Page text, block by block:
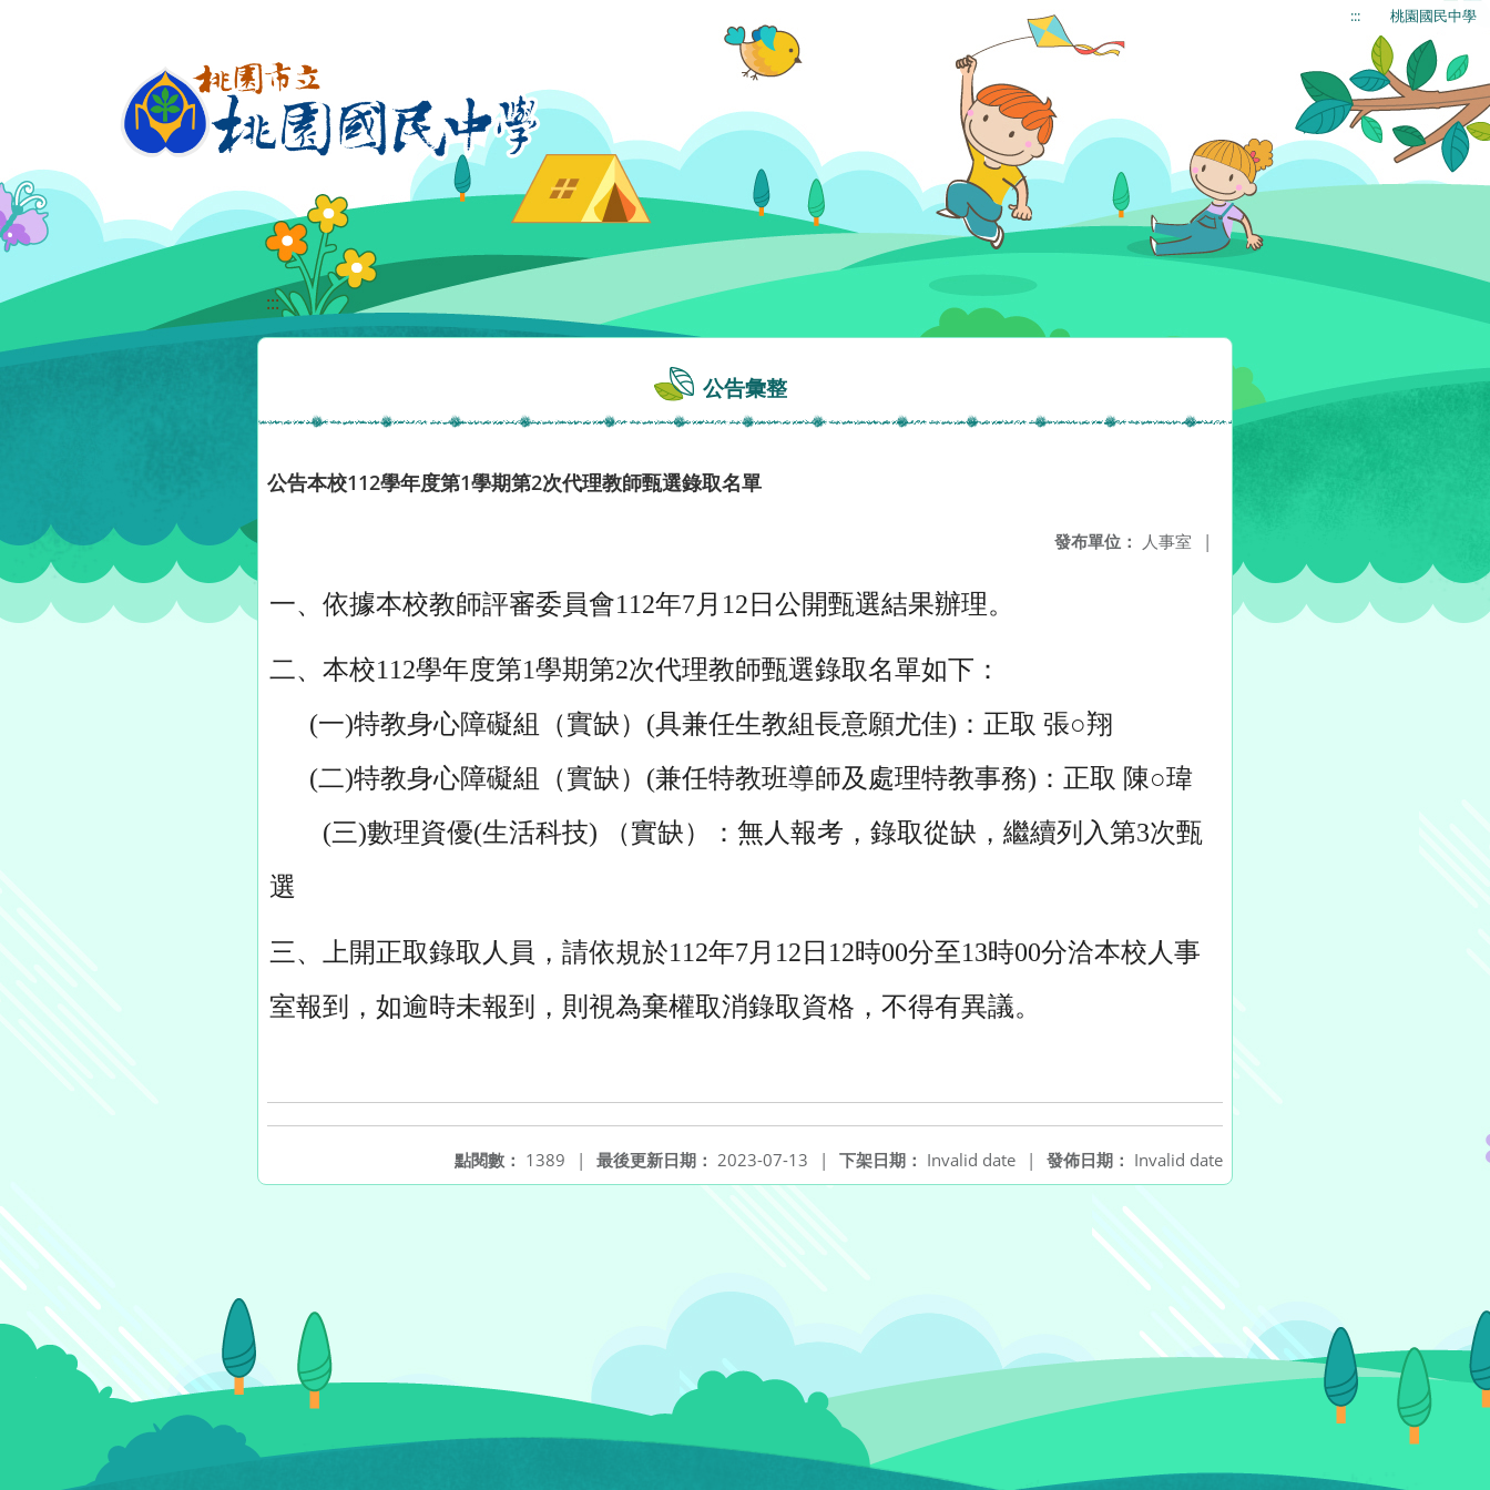
::: 桃園國民中學
:::
公告彙整
公告本校112學年度第1學期第2次代理教師甄選錄取名單
發布單位： 人事室 |
一、依據本校教師評審委員會112年7月12日公開甄選結果辦理。
二、本校112學年度第1學期第2次代理教師甄選錄取名單如下：
(一)特教身心障礙組（實缺）(具兼任生教組長意願尤佳)：正取 張○翔
(二)特教身心障礙組（實缺）(兼任特教班導師及處理特教事務)：正取 陳○瑋
(三)數理資優(生活科技) （實缺）：無人報考，錄取從缺，繼續列入第3次甄
選
三、上開正取錄取人員，請依規於112年7月12日12時00分至13時00分洽本校人事
室報到，如逾時未報到，則視為棄權取消錄取資格，不得有異議。
發佈日期： Invalid date
下架日期： Invalid date |
最後更新日期： 2023-07-13 |
點閱數： 1389 |